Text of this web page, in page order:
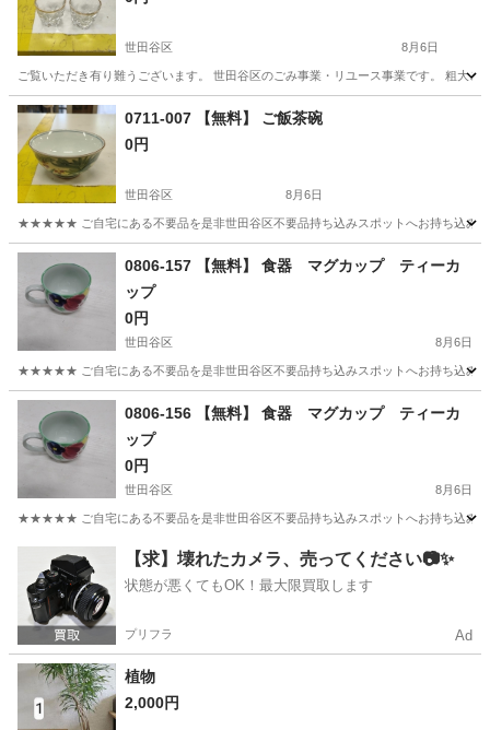
世田谷区 8月6日
ご覧いただき有り難うございます。 世⽥⾕区のごみ事業・リユース事業です。 粗
東京 世田谷区 リユース
0711-007 【無料】 ご飯茶碗
0円
世田谷区 8月6日
★★★★★ ご自宅にある不要品を是非世田谷区不要品持ち込みスポットへお持ち込みし
東京 世田谷区 茶碗
0806-157 【無料】 食器 マグカップ ティーカ
ップ
0円
世田谷区 8月6日
★★★★★ ご自宅にある不要品を是非世田谷区不要品持ち込みスポットへお持ち込みし
東京 世田谷区 ティーカップ
0806-156 【無料】 食器 マグカップ ティーカ
ップ
0円
世田谷区 8月6日
★★★★★ ご自宅にある不要品を是非世田谷区不要品持ち込みスポットへお持ち込みし
食器 ティーカップ
【求】壊れたカメラ、売ってください📷✨
状態が悪くてもOK！最大限買取します
プリフラ Ad
植物
2,000円